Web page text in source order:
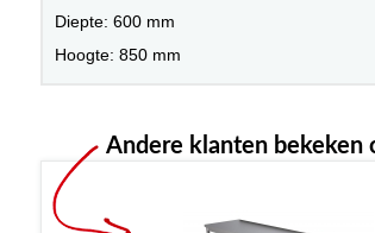
Diepte: 600 mm
Hoogte: 850 mm
Andere klanten bekeken